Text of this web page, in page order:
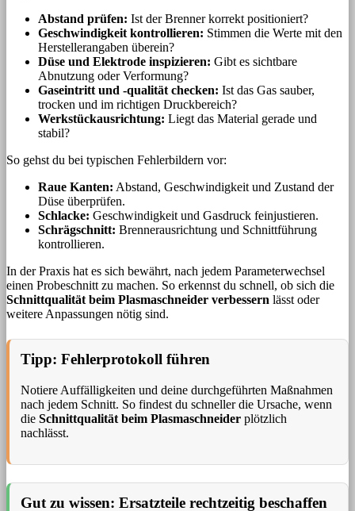
Abstand prüfen: Ist der Brenner korrekt positioniert?
Geschwindigkeit kontrollieren: Stimmen die Werte mit den
Herstellerangaben überein?
Düse und Elektrode inspizieren: Gibt es sichtbare
Abnutzung oder Verformung?
Gaseintritt und -qualität checken: Ist das Gas sauber,
trocken und im richtigen Druckbereich?
Werkstückausrichtung: Liegt das Material gerade und
stabil?
So gehst du bei typischen Fehlerbildern vor:
Raue Kanten: Abstand, Geschwindigkeit und Zustand der
Düse überprüfen.
Schlacke: Geschwindigkeit und Gasdruck feinjustieren.
Schrägschnitt: Brennerausrichtung und Schnittführung
kontrollieren.
In der Praxis hat es sich bewährt, nach jedem Parameterwechsel
einen Probeschnitt zu machen. So erkennst du schnell, ob sich die
Schnittqualität beim Plasmaschneider verbessern lässt oder
weitere Anpassungen nötig sind.
Tipp: Fehlerprotokoll führen
Notiere Auffälligkeiten und deine durchgeführten Maßnahmen
nach jedem Schnitt. So findest du schneller die Ursache, wenn
die Schnittqualität beim Plasmaschneider plötzlich
nachlässt.
Gut zu wissen: Ersatzteile rechtzeitig beschaffen